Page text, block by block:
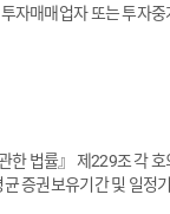
자매매업자 또는 투자
법률』 제229조 각
증권보유기간 및 일정